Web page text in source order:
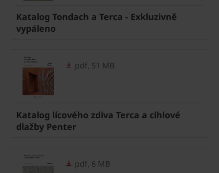
Katalog Tondach a Terca - Exkluzivně
vypáleno
pdf, 51 MB
Katalog lícového zdiva Terca a cihlové
dlažby Penter
pdf, 6 MB